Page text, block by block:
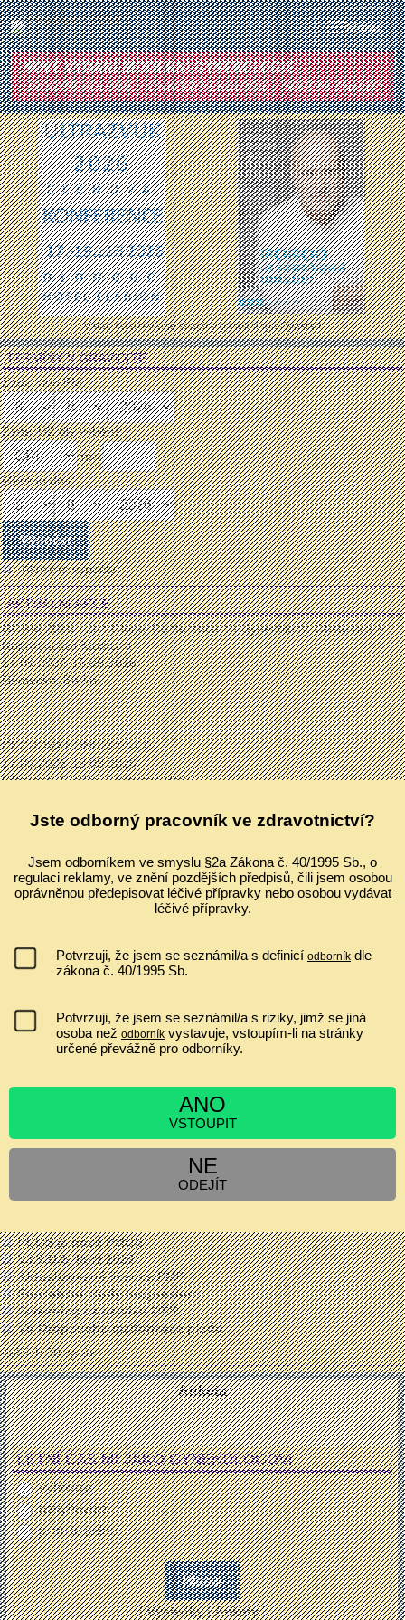
Jste odborný pracovník ve zdravotnictví?
Jsem odborníkem ve smyslu §2a Zákona č. 40/1995 Sb., o
regulaci reklamy, ve znění pozdějších předpisů, čili jsem osobou
oprávněnou předepisovat léčivé přípravky nebo osobou vydávat
léčivé přípravky.
Potvrzuji, že jsem se seznámil/a s definicí odborník dle
zákona č. 40/1995 Sb.
Potvrzuji, že jsem se seznámil/a s riziky, jimž se jiná
osoba než odborník vystavuje, vstoupím-li na stránky
určené převážně pro odborníky.
ANO
VSTOUPIT
NE
ODEJÍT
Menu
ZPRÁVY
PCOS je nově PMOS
V.I.S.U.S. kurz 2026
Aktualizované licence FMF
Previabilní plody-magnesium
Screening ca cervixu 2026
Vir Oropouche-malformace plodu
dalších 50 zpráv ...
AKTUÁLNÍ AKCE
GORM 2026 - 2nd Global Conference on Gynecology, Obstetrics &
Reproductive Medicine
14.09.2026-15.09.2026
Německo, Berlín
...
ČECHOVA KONFERENCE
17.09.2026-19.09.2026
Olomouc, Clarion Congress Hotel
Ultrazvuk a zobrazování v gynekologii a porodnictví 2026 Celostátní
konferenci s mezinárodní účastí ve spolupráci s Fetal Medicine
IVF A EMBRYOTRANSFER ZVYŠUJE RIZIKO PLACENTA
jen asi 1,2x zvyšuje riziko
ano, minimálně jen v I. a II. trimestru
6557 | Komentáře:
TERMÍNY V GRAVIDITĚ
Zadej den PM:
Zadej UZ dle výběru:
mm:
Měřeno dne:
Klasické výpočty
Vstup do uzavřené skupiny gynekologů Gynstart
Anketa
LETNÍ ČAS MI JAKO GYNEKOLOGOVI
vyhovuje
nevyhovuje
je mi to jedno
[Výsledky|Ankety]